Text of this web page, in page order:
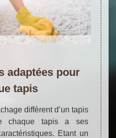
adaptées pour
tapis
diffèrent d’un tapis
chaque tapis a ses
Etant un